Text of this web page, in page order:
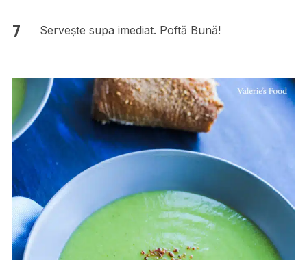
Servește supa imediat. Poftă Bună!